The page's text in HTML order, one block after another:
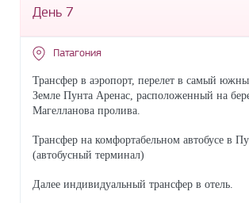
День 7
Патагония
Трансфер в аэропорт, перелет в самый
Земле Пунта Аренас, расположенный на
Магелланова пролива.
Трансфер на комфортабельном автобусе в
(автобусный терминал)
Далее индивидуальный трансфер в отель.